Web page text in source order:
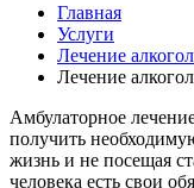
Главная
Услуги
Лечение
Лечение
Амбулаторное
получить
жизнь и не посещая
человека есть свои